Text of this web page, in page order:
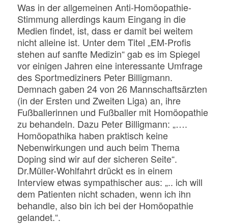
Was in der allgemeinen Anti-Homöopathie-
Stimmung allerdings kaum Eingang in die
Medien findet, ist, dass er damit bei weitem
nicht alleine ist. Unter dem Titel „EM-Profis
stehen auf sanfte Medizin“ gab es im Spiegel
vor einigen Jahren eine interessante Umfrage
des Sportmediziners Peter Billigmann.
Demnach gaben 24 von 26 Mannschaftsärzten
(in der Ersten und Zweiten Liga) an, ihre
Fußballerinnen und Fußballer mit Homöopathie
zu behandeln. Dazu Peter Billigmann: „….
Homöopathika haben praktisch keine
Nebenwirkungen und auch beim Thema
Doping sind wir auf der sicheren Seite“.
Dr.Müller-Wohlfahrt drückt es in einem
Interview etwas sympathischer aus: „.. ich will
dem Patienten nicht schaden, wenn ich ihn
behandle, also bin ich bei der Homöopathie
gelandet.“.